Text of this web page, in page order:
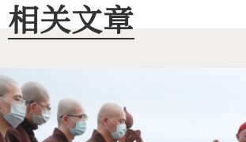
相关文章